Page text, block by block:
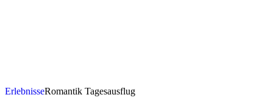
ErlebnisseRomantik Tagesausflug